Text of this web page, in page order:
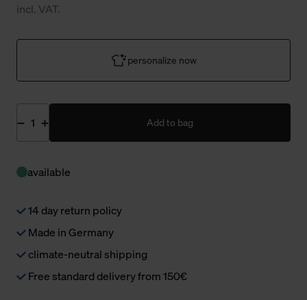
incl. VAT.
personalize now
Add to bag
available
14 day return policy
Made in Germany
climate-neutral shipping
Free standard delivery from 150€